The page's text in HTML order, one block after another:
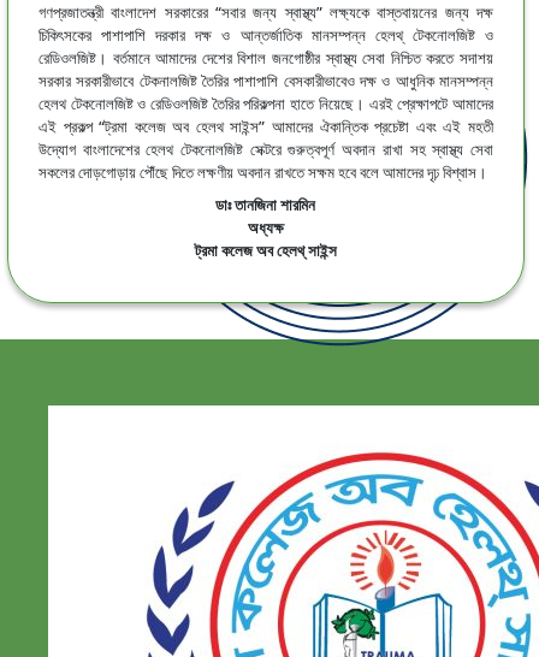
গণপ্রজাতন্ত্রী বাংলাদেশ সরকারের “সবার জন্য স্বাস্থ্য” লক্ষ্যকে বাস্তবায়নের জন্য দক্ষ
চিকিৎসকের পাশাপাশি দরকার দক্ষ ও আন্তর্জাতিক মানসম্পন্ন হেলথ্ টেকনোলজিষ্ট ও
রেডিওলজিষ্ট। বর্তমানে আমাদের দেশের বিশাল জনগোষ্ঠীর স্বাস্থ্য সেবা নিশ্চিত করতে সদাশয়
সরকার সরকারীভাবে টেকনালজিষ্ট তৈরির পাশাপাশি বেসকারীভাবেও দক্ষ ও আধুনিক মানসম্পন্ন
হেলথ টেকনোলজিষ্ট ও রেডিওলজিষ্ট তৈরির পরিকল্পনা হাতে নিয়েছে। এরই প্রেক্ষাপটে আমাদের
এই প্রকল্প “ট্রমা কলেজ অব হেলথ সাইন্স” আমাদের ঐকান্তিক প্রচেষ্টা এবং এই মহতী
উদ্যোগ বাংলাদেশের হেলথ টেকনোলজিষ্ট সেক্টরে গুরুত্বপূর্ণ অবদান রাখা সহ স্বাস্থ্য সেবা
সকলের দোড়গোড়ায় পৌঁছে দিতে লক্ষণীয় অবদান রাখতে সক্ষম হবে বলে আমাদের দৃঢ় বিশ্বাস।
ডাঃ তানজিনা শারমিন
অধ্যক্ষ
ট্রমা কলেজ অব হেলথ্ সাইন্স